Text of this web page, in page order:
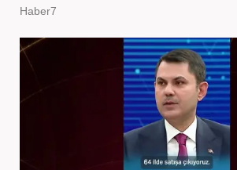
Haber7